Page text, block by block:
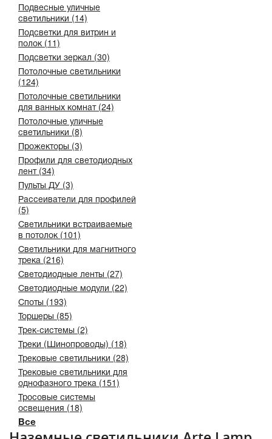
Подвесные уличные
светильники (14)
Подсветки для витрин и
полок (11)
Подсветки зеркал (30)
Потолочные светильники
(124)
Потолочные светильники
для ванных комнат (24)
Потолочные уличные
светильники (8)
Прожекторы (3)
Профили для светодиодных
лент (34)
Пульты ДУ (3)
Рассеиватели для профилей
(5)
Светильники встраиваемые
в потолок (101)
Светильники для магнитного
трека (216)
Светодиодные ленты (27)
Светодиодные модули (22)
Споты (193)
Торшеры (85)
Трек-системы (2)
Треки (Шинопроводы) (18)
Трековые светильники (28)
Трековые светильники для
однофазного трека (151)
Тросовые системы
освещения (18)
Все